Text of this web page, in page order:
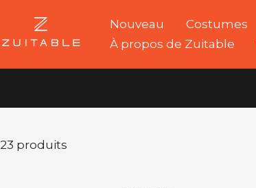
contenu
Nouveau Costumes
À propos de Zuitable
Zuitable
23 produits